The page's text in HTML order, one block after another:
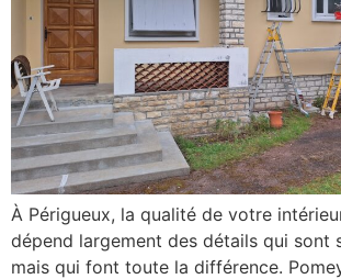
À Périgueux, la qualité de votre
dépend largement des détails qui sont
mais qui font toute la différence.